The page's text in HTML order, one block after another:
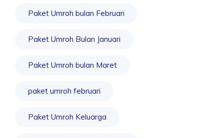
Paket Umroh bulan Februari
Paket Umroh Bulan Januari
Paket Umroh bulan Maret
paket umroh februari
Paket Umroh Keluarga